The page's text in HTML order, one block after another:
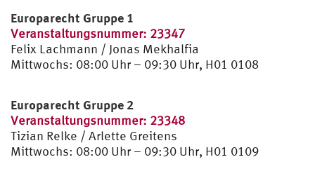
Europarecht Gruppe 1
Veranstaltungsnummer: 23347
Felix Lachmann / Jonas Mekhalfia
Mittwochs: 08:00 Uhr – 09:30 Uhr, H01 0108
Europarecht Gruppe 2
Veranstaltungsnummer: 23348
Tizian Relke / Arlette Greitens
Mittwochs: 08:00 Uhr – 09:30 Uhr, H01 0109